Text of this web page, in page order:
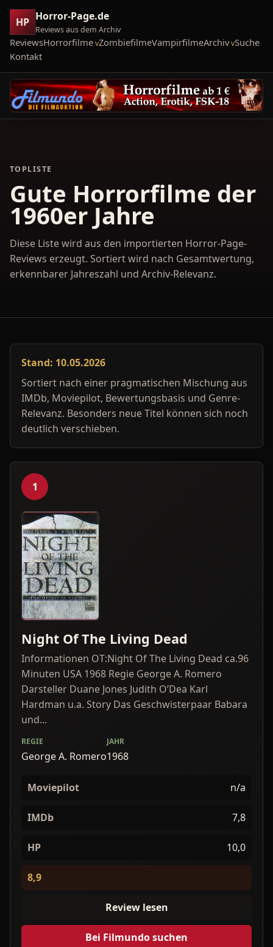
HP Horror-Page.de
Reviews aus dem Archiv
ReviewsHorrorfilme ZombiefilmeVampirfilmeArchiv Suche
Kontakt
TOPLISTE
Gute Horrorfilme der
1960er Jahre
Diese Liste wird aus den importierten Horror-Page-
Reviews erzeugt. Sortiert wird nach Gesamtwertung,
erkennbarer Jahreszahl und Archiv-Relevanz.
Stand: 10.05.2026
Sortiert nach einer pragmatischen Mischung aus
IMDb, Moviepilot, Bewertungsbasis und Genre-
Relevanz. Besonders neue Titel können sich noch
deutlich verschieben.
1
Night Of The Living Dead
Informationen OT:Night Of The Living Dead ca.96
Minuten USA 1968 Regie George A. Romero
Darsteller Duane Jones Judith O’Dea Karl
Hardman u.a. Story Das Geschwisterpaar Babara
und...
REGIE
George A. Romero
JAHR
1968
Moviepilot n/a
IMDb 7,8
HP 10,0
8,9
Review lesen
Bei Filmundo suchen